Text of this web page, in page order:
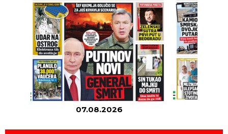
07.08.2026